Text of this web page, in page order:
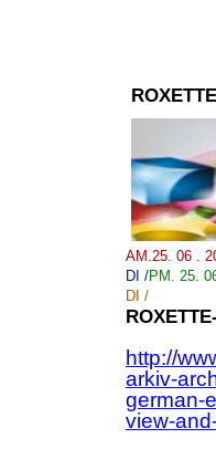
AM.25. 06 .
DI /PM. 25.
DI /
http://
arkiv-
german-
view-